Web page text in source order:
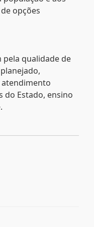
opções
pela qualidade de
do Estado, ensino